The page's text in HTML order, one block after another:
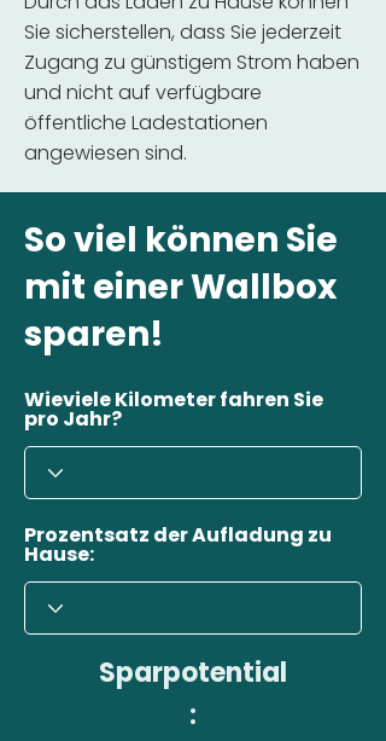
Sie sicherstellen, dass Sie jederzeit
Zugang zu günstigem Strom haben
und nicht auf verfügbare
öffentliche Ladestationen
angewiesen sind.
So viel können Sie
mit einer Wallbox
sparen!
Wieviele Kilometer fahren Sie
pro Jahr?
Prozentsatz der Aufladung zu
Hause:
Sparpotential
: